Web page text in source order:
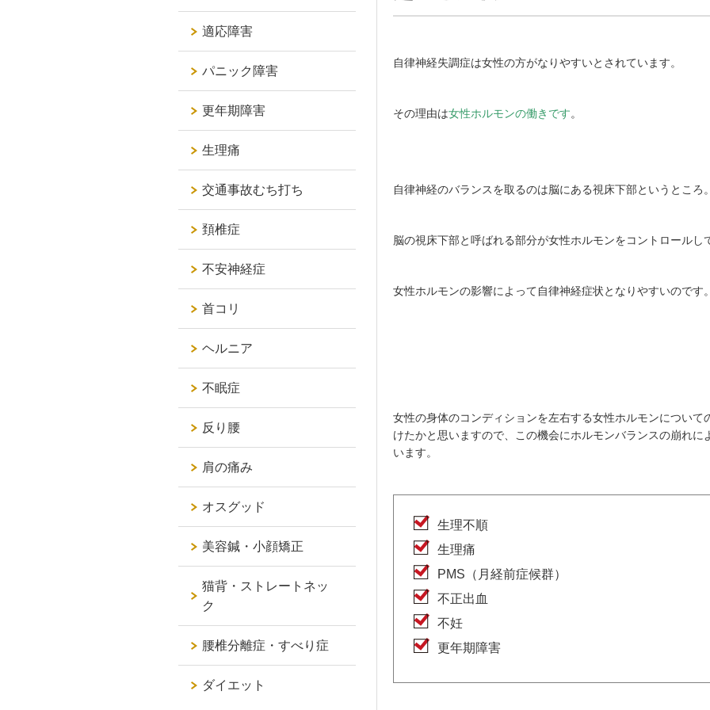
自律神経失調症は女性の方がなりやすいとされています。
その理由は女性ホルモンの働きです。
自律神経のバランスを取るのは脳にある視床下部というところ。
脳の視床下部と呼ばれる部分が女性ホルモンをコントロールし
女性ホルモンの影響によって自律神経症状となりやすいのです。
女性の身体のコンディションを左右する女性ホルモンについて
けたかと思いますので、この機会にホルモンバランスの崩れに
います。
生理不順
生理痛
PMS（月経前症候群）
不正出血
不妊
更年期障害
適応障害
パニック障害
更年期障害
生理痛
交通事故むち打ち
頚椎症
不安神経症
首コリ
ヘルニア
不眠症
反り腰
肩の痛み
オスグッド
美容鍼・小顔矯正
猫背・ストレートネッ
ク
腰椎分離症・すべり症
ダイエット